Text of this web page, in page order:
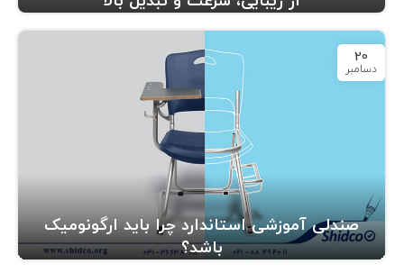
20
دسامبر
صندلی آموزشی استاندارد چرا باید ارگونومیک
باشد؟